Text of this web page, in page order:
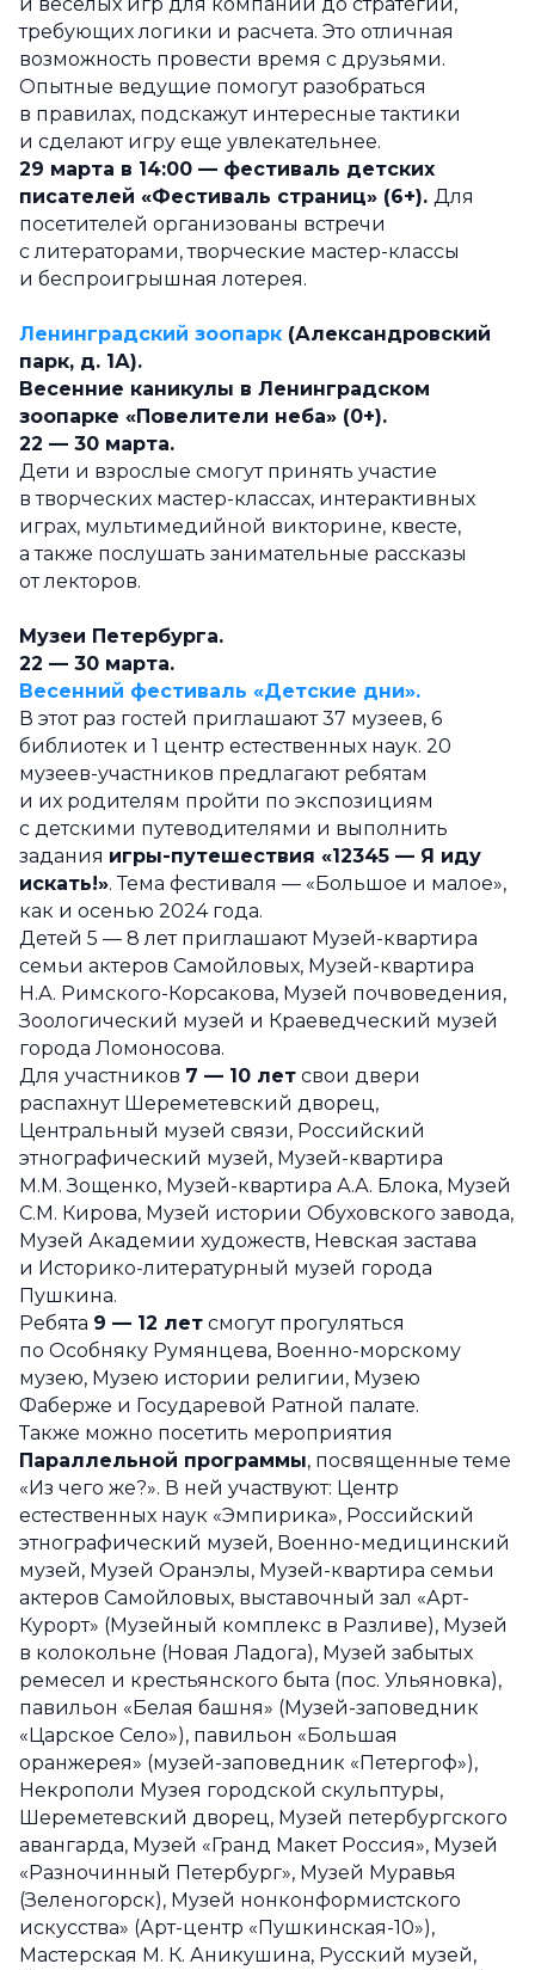
требующих логики и расчета. Это отличная
возможность провести время с друзьями.
Опытные ведущие помогут разобраться
в правилах, подскажут интересные тактики
и сделают игру еще увлекательнее.
29 марта в 14:00 — фестиваль детских
писателей «Фестиваль страниц» (6+). Для
посетителей организованы встречи
с литераторами, творческие мастер-классы
и беспроигрышная лотерея.
Ленинградский зоопарк (Александровский
парк, д. 1А).
Весенние каникулы в Ленинградском
зоопарке «Повелители неба» (0+).
22 — 30 марта.
Дети и взрослые смогут принять участие
в творческих мастер-классах, интерактивных
играх, мультимедийной викторине, квесте,
а также послушать занимательные рассказы
от лекторов.
Музеи Петербурга.
22 — 30 марта.
Весенний фестиваль «Детские дни».
В этот раз гостей приглашают 37 музеев, 6
библиотек и 1 центр естественных наук. 20
музеев-участников предлагают ребятам
и их родителям пройти по экспозициям
с детскими путеводителями и выполнить
задания игры-путешествия «12345 — Я иду
искать!». Тема фестиваля — «Большое и малое»,
как и осенью 2024 года.
Детей 5 — 8 лет приглашают Музей-квартира
семьи актеров Самойловых, Музей-квартира
Н.А. Римского-Корсакова, Музей почвоведения,
Зоологический музей и Краеведческий музей
города Ломоносова.
Для участников 7 — 10 лет свои двери
распахнут Шереметевский дворец,
Центральный музей связи, Российский
этнографический музей, Музей-квартира
М.М. Зощенко, Музей-квартира А.А. Блока, Музей
С.М. Кирова, Музей истории Обуховского завода,
Музей Академии художеств, Невская застава
и Историко-литературный музей города
Пушкина.
Ребята 9 — 12 лет смогут прогуляться
по Особняку Румянцева, Военно-морскому
музею, Музею истории религии, Музею
Фаберже и Государевой Ратной палате.
Также можно посетить мероприятия
Параллельной программы, посвященные теме
«Из чего же?». В ней участвуют: Центр
естественных наук «Эмпирика», Российский
этнографический музей, Военно-медицинский
музей, Музей Оранэлы, Музей-квартира семьи
актеров Самойловых, выставочный зал «Арт-
Курорт» (Музейный комплекс в Разливе), Музей
в колокольне (Новая Ладога), Музей забытых
ремесел и крестьянского быта (пос. Ульяновка),
павильон «Белая башня» (Музей-заповедник
«Царское Село»), павильон «Большая
оранжерея» (музей-заповедник «Петергоф»),
Некрополи Музея городской скульптуры,
Шереметевский дворец, Музей петербургского
авангарда, Музей «Гранд Макет Россия», Музей
«Разночинный Петербург», Музей Муравья
(Зеленогорск), Музей нонконформистского
искусства» (Арт-центр «Пушкинская-10»),
Мастерская М. К. Аникушина, Русский музей,